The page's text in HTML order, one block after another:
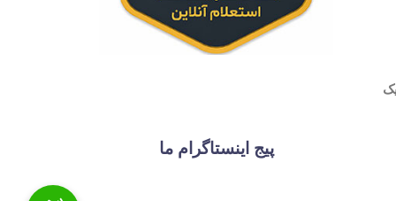
پیج اینستاگرام ما